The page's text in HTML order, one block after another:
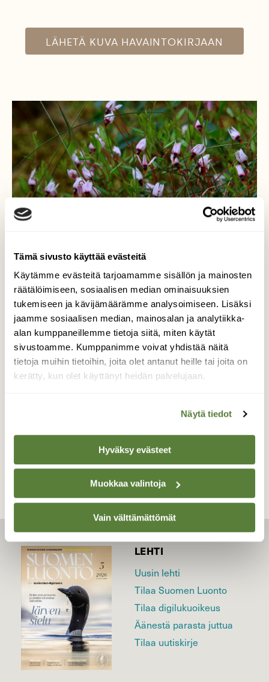
Tämä sivusto käyttää evästeitä
Käytämme evästeitä tarjoamamme sisällön ja mainosten
räätälöimiseen, sosiaalisen median ominaisuuksien
tukemiseen ja kävijämäärämme analysoimiseen. Lisäksi
jaamme sosiaalisen median, mainosalan ja analytiikka-
alan kumppaneillemme tietoja siitä, miten käytät
sivustoamme. Kumppanimme voivat yhdistää näitä
tietoja muihin tietoihin, joita olet antanut heille tai joita on
kerätty, kun olet käyttänyt heidän palvelujaan.
Näytä tiedot
Hyväksy evästeet
Muokkaa valintoja
Vain välttämättömät
LÄHETÄ KUVA HAVAINTOKIRJAAN
Suon kukkia, karpalo
Karpalot kukkivat nyt soilla. Soiden
kuningattaret.
TAKAISIN LISTAAN
LEHTI
Uusin lehti
Tilaa Suomen Luonto
Tilaa digilukuoikeus
Äänestä parasta juttua
Tilaa uutiskirje